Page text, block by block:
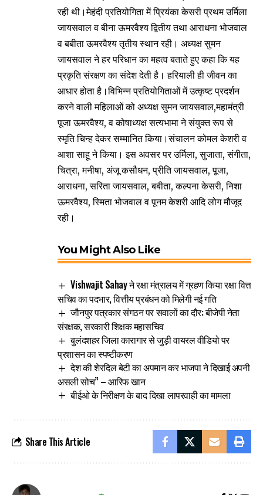
रही थी।मेहंदी प्रतियोगिता में प्रियंका केसरी प्रथम उर्मिला
जायसवाल व बीना ऊमरवैश्य द्वितीय तथा आराधना भोजवाल
व बबीता ऊमरवैश्य तृतीय स्थान रही। अध्यक्ष सुमन
जायसवाल ने हर परिधान का महत्व बताते हुए कहा कि यह
प्रकृति संरक्षण का संदेश देती है। हरियाली ही जीवन का
आधार होता है।विभिन्न प्रतियोगिताओं में उत्कृष्ट प्रदर्शन
करने वाली महिलाओं को अध्यक्ष सुमन जायसवाल,महामंत्री
पूजा ऊमरवैश्य, व कोषाध्यक्ष सत्यभामा ने संयुक्त रूप से
स्मृति चिन्ह देकर सम्मानित किया।संचालन कोमल केशरी व
आशा साहू ने किया। इस अवसर पर उर्मिला, सुजाता, संगीता,
चित्रा, मनीषा, अंजू कसौधन, प्रीति जायसवाल, पूजा,
आराधना, सरिता जायसवाल, बबीता, कल्पना केसरी, निशा
ऊमरवैश्य, स्मिता भोजवाल व पूनम केशरी आदि लोग मौजूद
रही।
You Might Also Like
Vishwajit Sahay ने रक्षा मंत्रालय में ग्रहण किया रक्षा वित्त
सचिव का पदभार, वित्तीय प्रबंधन को मिलेगी नई गति
जौनपुर पत्रकार संगठन पर सवालों का दौर: बीजेपी नेता
संरक्षक, सरकारी शिक्षक महासचिव
बुलंदशहर जिला कारागार से जुड़ी वायरल वीडियो पर
प्रशासन का स्पष्टीकरण
देश की शेरदिल बेटी का अपमान कर भाजपा ने दिखाई अपनी
असली सोच” – आरिफ खान
बीईओ के निरीक्षण के बाद दिखा लापरवाही का मामला
Share This Article